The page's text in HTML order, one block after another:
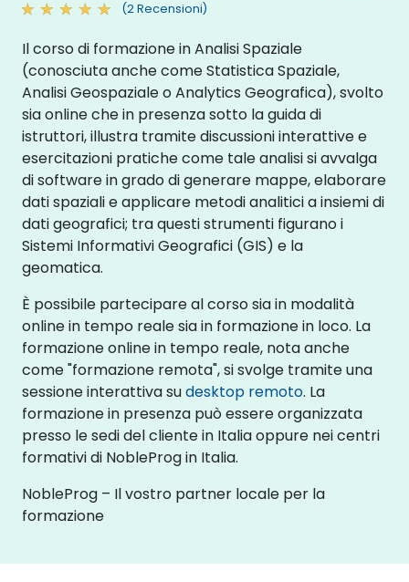
(2 Recensioni)
Il corso di formazione in Analisi Spaziale
(conosciuta anche come Statistica Spaziale,
Analisi Geospaziale o Analytics Geografica), svolto
sia online che in presenza sotto la guida di
istruttori, illustra tramite discussioni interattive e
esercitazioni pratiche come tale analisi si avvalga
di software in grado di generare mappe, elaborare
dati spaziali e applicare metodi analitici a insiemi di
dati geografici; tra questi strumenti figurano i
Sistemi Informativi Geografici (GIS) e la
geomatica.
È possibile partecipare al corso sia in modalità
online in tempo reale sia in formazione in loco. La
formazione online in tempo reale, nota anche
come "formazione remota", si svolge tramite una
sessione interattiva sudesktop remoto. La
formazione in presenza può essere organizzata
presso le sedi del cliente in Italia oppure nei centri
formativi di NobleProg in Italia.
NobleProg – Il vostro partner locale per la
formazione